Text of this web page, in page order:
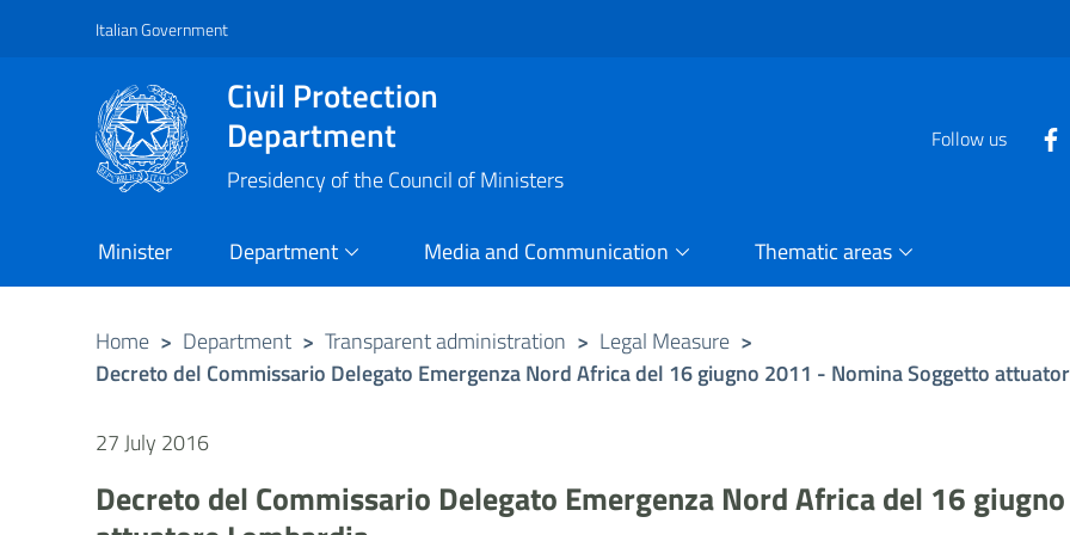
Vai al contenuto principale
Raggiungi il piè di pagina
Italian Government
Civil Protection
Department
Presidency of the Council of Ministers
Follow us
Minister Department Media and Communication Thematic areas
Home > Department > Transparent administration > Legal Measure >
Decreto del Commissario Delegato Emergenza Nord Africa del 16 giugno 2011 - Nomina Soggetto
27 July 2016
Decreto del Commissario Delegato Emergenza Nord Africa del 16